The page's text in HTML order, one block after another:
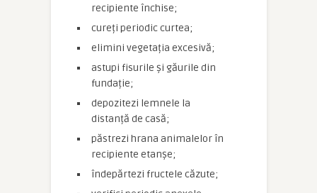
recipiente închise;
cureți periodic curtea;
elimini vegetația excesivă;
astupi fisurile și găurile din
fundație;
depozitezi lemnele la
distanță de casă;
păstrezi hrana animalelor în
recipiente etanșe;
îndepărtezi fructele căzute;